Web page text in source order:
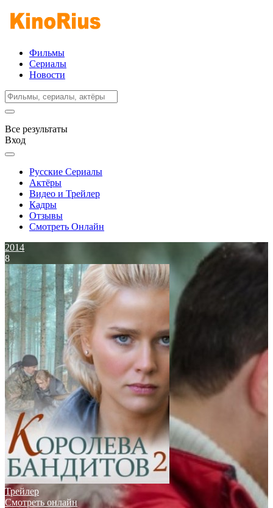
Фильмы
Сериалы
Новости
Все результаты
Вход
Русские Сериалы
Актёры
Видео и Трейлер
Кадры
Отзывы
Смотреть Онлайн
2014
8
Трейлер
Смотреть онлайн